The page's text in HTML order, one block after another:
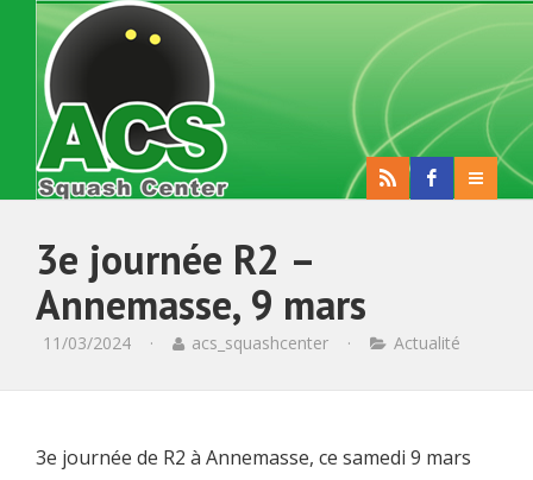
3e journée R2 –
Annemasse, 9 mars
11/03/2024 · acs_squashcenter · Actualité
3e journée de R2 à Annemasse, ce samedi 9 mars